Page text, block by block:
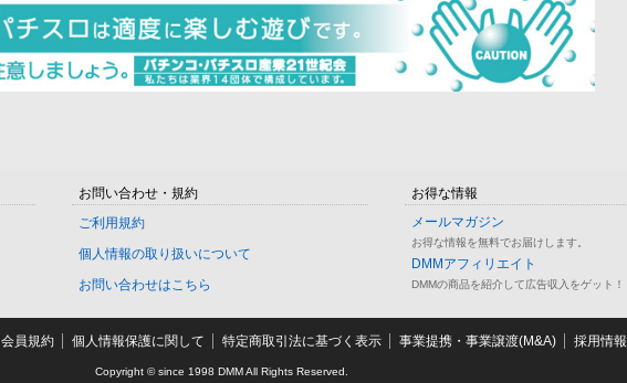
お問い合わせ・規約
ご利用規約
個人情報の取り扱いについて
お問い合わせはこちら
お得な情報
メールマガジン
お得な情報を無料でお届けします。
DMMアフィリエイト
DMMの商品を紹介して広告収入をゲット！
会員規約 個人情報保護に関して 特定商取引法に基づく表示 事業提携・事業譲渡(M&A) 採用情報
Copyright © since 1998 DMM All Rights Reserved.